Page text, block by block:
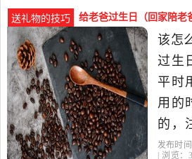
你对
双运
喜欢
女操
东...
送礼物的技巧 给老爸过生日（回家陪老
该怎
过生
平时
用的
的，
会需
发布时间
| 浏览：